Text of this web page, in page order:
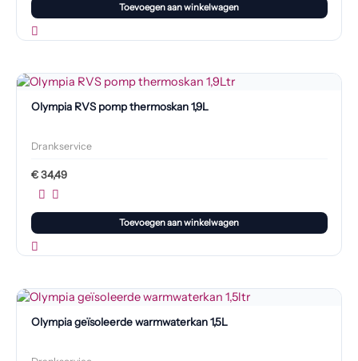
Toevoegen aan winkelwagen
Olympia RVS pomp thermoskan 1,9L
Drankservice
€34,49
Toevoegen aan winkelwagen
Olympia geïsoleerde warmwaterkan 1,5L